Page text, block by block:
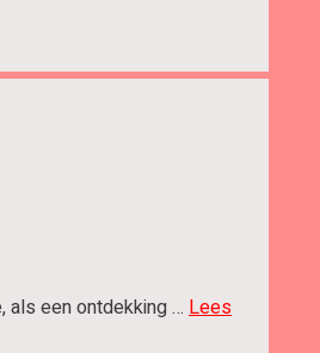
als een ontdekking … Lees